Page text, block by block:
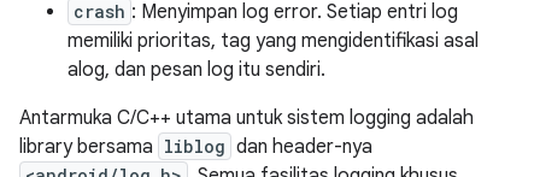
crash : Menyimpan log error. Setiap entri log
memiliki prioritas, tag yang mengidentifikasi asal
alog, dan pesan log itu sendiri.
Antarmuka C/C++ utama untuk sistem logging adalah
library bersama liblog dan header-nya